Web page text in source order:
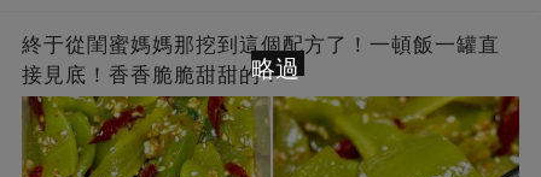
終于從閨蜜媽媽那挖到這個配方了！一頓飯一罐直
接見底！香香脆脆甜甜的！
略過